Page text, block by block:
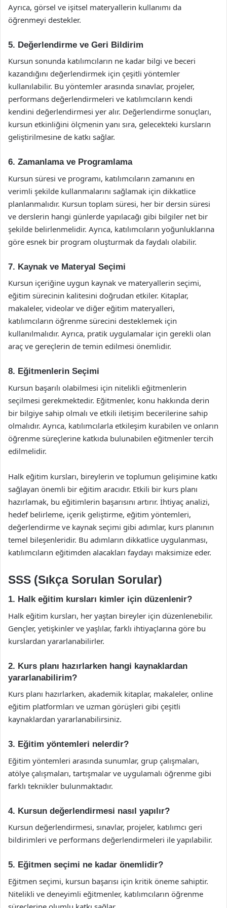
Ayrıca, görsel ve işitsel materyallerin kullanımı da
öğrenmeyi destekler.
5. Değerlendirme ve Geri Bildirim
Kursun sonunda katılımcıların ne kadar bilgi ve beceri
kazandığını değerlendirmek için çeşitli yöntemler
kullanılabilir. Bu yöntemler arasında sınavlar, projeler,
performans değerlendirmeleri ve katılımcıların kendi
kendini değerlendirmesi yer alır. Değerlendirme sonuçları,
kursun etkinliğini ölçmenin yanı sıra, gelecekteki kursların
geliştirilmesine de katkı sağlar.
6. Zamanlama ve Programlama
Kursun süresi ve programı, katılımcıların zamanını en
verimli şekilde kullanmalarını sağlamak için dikkatlice
planlanmalıdır. Kursun toplam süresi, her bir dersin süresi
ve derslerin hangi günlerde yapılacağı gibi bilgiler net bir
şekilde belirlenmelidir. Ayrıca, katılımcıların yoğunluklarına
göre esnek bir program oluşturmak da faydalı olabilir.
7. Kaynak ve Materyal Seçimi
Kursun içeriğine uygun kaynak ve materyallerin seçimi,
eğitim sürecinin kalitesini doğrudan etkiler. Kitaplar,
makaleler, videolar ve diğer eğitim materyalleri,
katılımcıların öğrenme sürecini desteklemek için
kullanılmalıdır. Ayrıca, pratik uygulamalar için gerekli olan
araç ve gereçlerin de temin edilmesi önemlidir.
8. Eğitmenlerin Seçimi
Kursun başarılı olabilmesi için nitelikli eğitmenlerin
seçilmesi gerekmektedir. Eğitmenler, konu hakkında derin
bir bilgiye sahip olmalı ve etkili iletişim becerilerine sahip
olmalıdır. Ayrıca, katılımcılarla etkileşim kurabilen ve onların
öğrenme süreçlerine katkıda bulunabilen eğitmenler tercih
edilmelidir.
Halk eğitim kursları, bireylerin ve toplumun gelişimine katkı
sağlayan önemli bir eğitim aracıdır. Etkili bir kurs planı
hazırlamak, bu eğitimlerin başarısını artırır. İhtiyaç analizi,
hedef belirleme, içerik geliştirme, eğitim yöntemleri,
değerlendirme ve kaynak seçimi gibi adımlar, kurs planının
temel bileşenleridir. Bu adımların dikkatlice uygulanması,
katılımcıların eğitimden alacakları faydayı maksimize eder.
SSS (Sıkça Sorulan Sorular)
1. Halk eğitim kursları kimler için düzenlenir?
Halk eğitim kursları, her yaştan bireyler için düzenlenebilir.
Gençler, yetişkinler ve yaşlılar, farklı ihtiyaçlarına göre bu
kurslardan yararlanabilirler.
2. Kurs planı hazırlarken hangi kaynaklardan
yararlanabilirim?
Kurs planı hazırlarken, akademik kitaplar, makaleler, online
eğitim platformları ve uzman görüşleri gibi çeşitli
kaynaklardan yararlanabilirsiniz.
3. Eğitim yöntemleri nelerdir?
Eğitim yöntemleri arasında sunumlar, grup çalışmaları,
atölye çalışmaları, tartışmalar ve uygulamalı öğrenme gibi
farklı teknikler bulunmaktadır.
4. Kursun değerlendirmesi nasıl yapılır?
Kursun değerlendirmesi, sınavlar, projeler, katılımcı geri
bildirimleri ve performans değerlendirmeleri ile yapılabilir.
5. Eğitmen seçimi ne kadar önemlidir?
Eğitmen seçimi, kursun başarısı için kritik öneme sahiptir.
Nitelikli ve deneyimli eğitmenler, katılımcıların öğrenme